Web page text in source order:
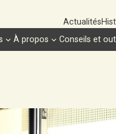
Actualités
À propos Conseils et